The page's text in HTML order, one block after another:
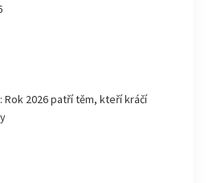
2026 patří těm, kteří kráčí